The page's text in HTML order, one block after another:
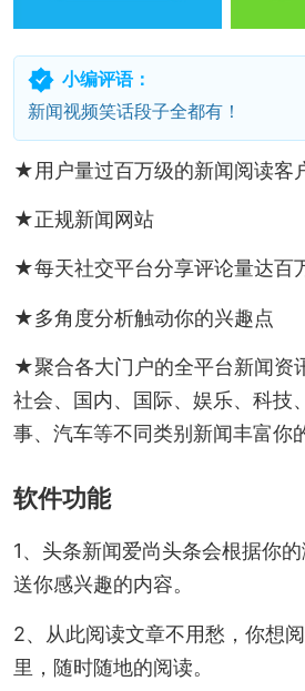
小编评语：
新闻视频笑话段子全都有！
★用户量过百万级的新闻阅读客
★正规新闻网站
★每天社交平台分享评论量达百
★多角度分析触动你的兴趣点
★聚合各大门户的全平台新闻资
社会、国内、国际、娱乐、科技
事、汽车等不同类别新闻丰富你
软件功能
1、头条新闻爱尚头条会根据你
送你感兴趣的内容。
2、从此阅读文章不用愁，你想
里，随时随地的阅读。